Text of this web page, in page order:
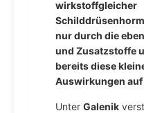
wirkstoffgleicher
nur durch die
und Zusatzstoffe
bereits diese
Auswirkungen
Unter Galenik